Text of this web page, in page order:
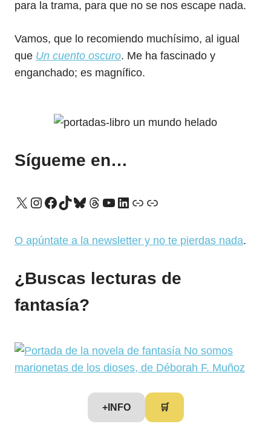
para la trama, para que no se nos escape nada.
Vamos, que lo recomiendo muchísimo, al igual
que Un cuento oscuro. Me ha fascinado y
enganchado; es magnífico.
Sígueme en…
X Instagram
Facebook
TikTok
Bluesky
Threads
YouTube
LinkedIn
Enlace
Enlace
O apúntate a la newsletter y no te pierdas nada.
¿Buscas lecturas de
fantasía?
+INFO 🛒